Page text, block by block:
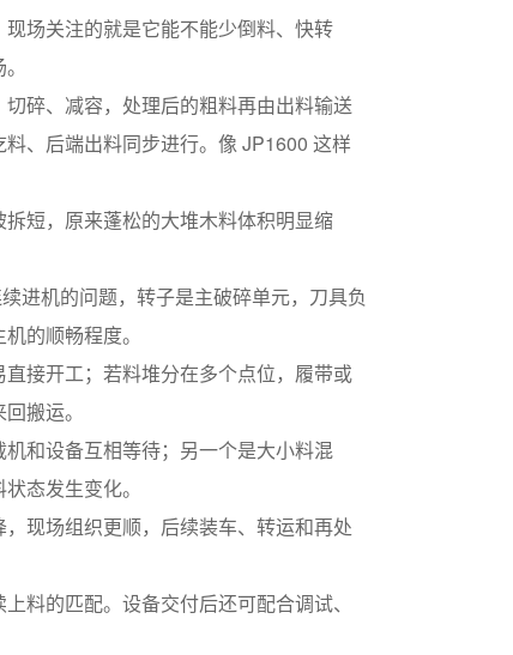
场关注的就是它能不能少倒料、快转
碎、减容，处理后的粗料再由出料输送
、后端出料同步进行。像 JP1600 这样
短，原来蓬松的大堆木料体积明显缩
进机的问题，转子是主破碎单元，刀具负
的顺畅程度。
接开工；若料堆分在多个点位，履带或
搬运。
和设备互相等待；另一个是大小料混
态发生变化。
现场组织更顺，后续装车、转运和再处
料的匹配。设备交付后还可配合调试、